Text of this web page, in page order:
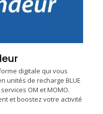
digitale qui vous
unités de recharge BLUE
OM et MOMO.
et boostez votre activité